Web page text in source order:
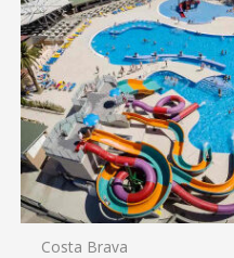
Costa Brava